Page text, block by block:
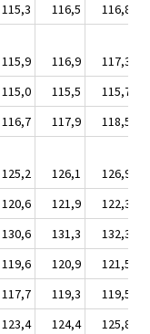
115,3 116,5
116,8
115,9 116,9
117,3
115,0 115,5
115,7
116,7 117,9
118,5
125,2 126,1
126,9
120,6 121,9
122,3
130,6 131,3
132,3
119,6 120,9
121,5
117,7 119,3
119,5
123,4 124,4
125,8